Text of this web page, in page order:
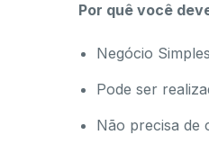
Por quê você
Negócio
Pode ser
Não precisa de